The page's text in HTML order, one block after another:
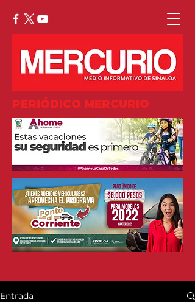
PERIÓDICO MERCURIO
Entrada